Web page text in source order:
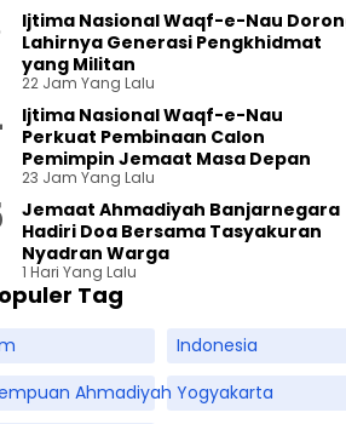
Ijtima Nasional Waqf-e-Nau
Lahirnya Generasi Pengkhidmat
yang Militan
22 Jam Yang Lalu
Ijtima Nasional Waqf-e-Nau
Perkuat Pembinaan Calon
Pemimpin Jemaat Masa Depan
23 Jam Yang Lalu
Jemaat Ahmadiyah Banjarnegara
Hadiri Doa Bersama Tasyakuran
Nyadran Warga
1 Hari Yang Lalu
Tag
Indonesia
Ahmadiyah Yogyakarta